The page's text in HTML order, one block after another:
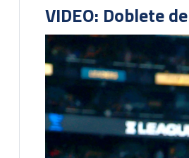
VIDEO: Doblete